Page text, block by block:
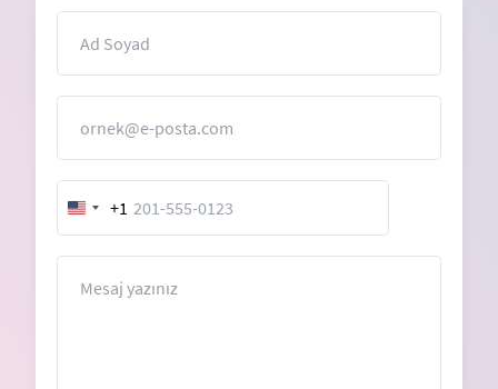
United
States
+1